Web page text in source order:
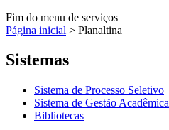
Fim do menu de serviços
Página inicial > Planaltina
Sistemas
Sistema de Processo Seletivo
Sistema de Gestão Acadêmica
Bibliotecas